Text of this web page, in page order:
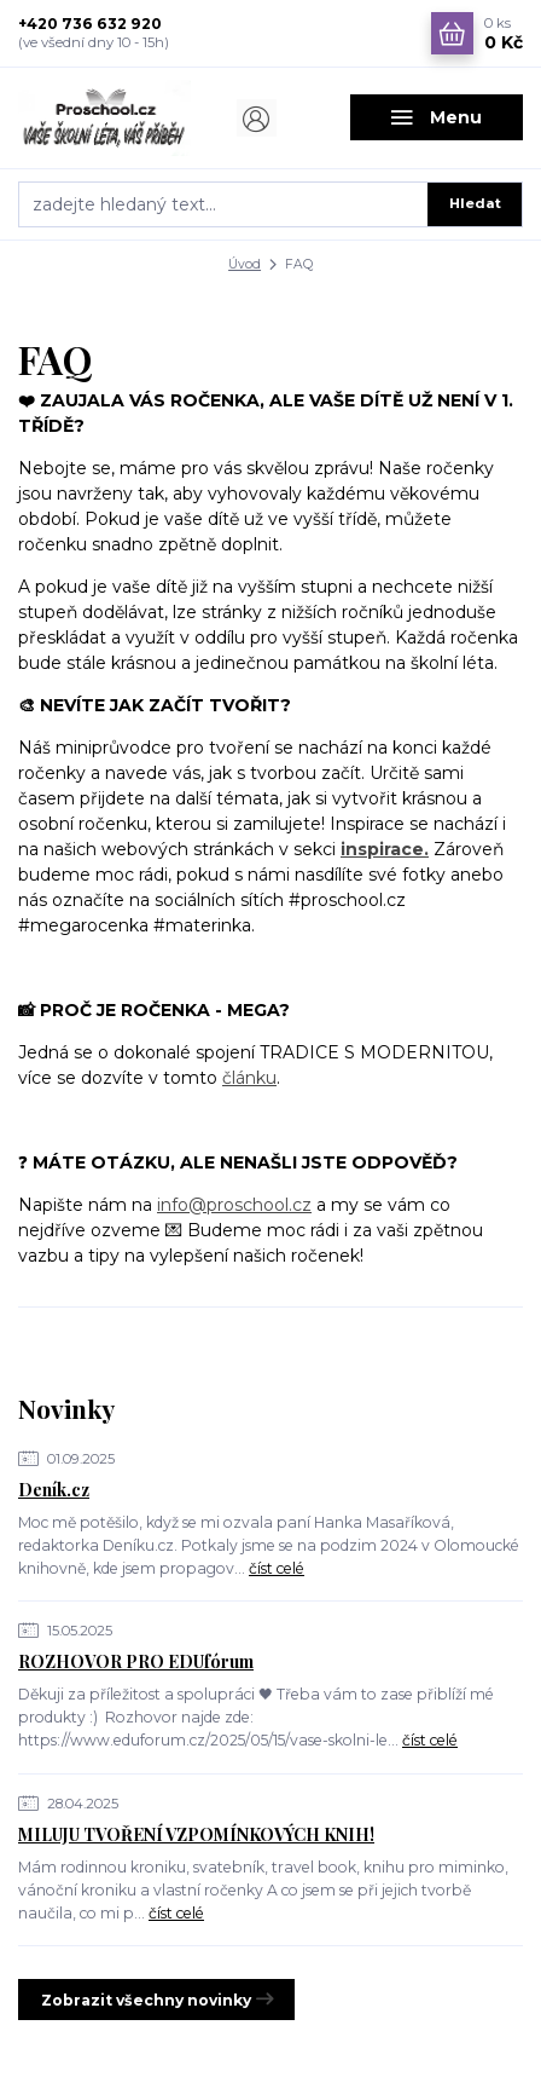
Menu
Hledat
+420 736 632 920
(ve všední dny 10 - 15h)
0 ks
0 Kč
Úvod FAQ
Novinky
01.09.2025
Deník.cz
Moc mě potěšilo, když se mi ozvala paní Hanka Masaříková,
redaktorka Deníku.cz. Potkaly jsme se na podzim 2024 v Olomoucké
knihovně, kde jsem propagov... číst celé
15.05.2025
ROZHOVOR PRO EDUfórum
Děkuji za příležitost a spolupráci 🖤 Třeba vám to zase přiblíží mé
produkty :) Rozhovor najde zde:
https://www.eduforum.cz/2025/05/15/vase-skolni-le... číst celé
28.04.2025
MILUJU TVOŘENÍ VZPOMÍNKOVÝCH KNIH!
Mám rodinnou kroniku, svatebník, travel book, knihu pro miminko,
vánoční kroniku a vlastní ročenky A co jsem se při jejich tvorbě
naučila, co mi p... číst celé
Zobrazit všechny novinky
FAQ
❤️ ZAUJALA VÁS ROČENKA, ALE VAŠE DÍTĚ UŽ NENÍ V 1.
TŘÍDĚ?
Nebojte se, máme pro vás skvělou zprávu! Naše ročenky
jsou navrženy tak, aby vyhovovaly každému věkovému
období. Pokud je vaše dítě už ve vyšší třídě, můžete
ročenku snadno zpětně doplnit.
A pokud je vaše dítě již na vyšším stupni a nechcete nižší
stupeň dodělávat, lze stránky z nižších ročníků jednoduše
přeskládat a využít v oddílu pro vyšší stupeň. Každá ročenka
bude stále krásnou a jedinečnou památkou na školní léta.
🎨 NEVÍTE JAK ZAČÍT TVOŘIT?
Náš miniprůvodce pro tvoření se nachází na konci každé
ročenky a navede vás, jak s tvorbou začít. Určitě sami
časem přijdete na další témata, jak si vytvořit krásnou a
osobní ročenku, kterou si zamilujete! Inspirace se nachází i
na našich webových stránkách v sekci inspirace. Zároveň
budeme moc rádi, pokud s námi nasdílíte své fotky anebo
nás označíte na sociálních sítích #proschool.cz
#megarocenka #materinka.
📸 PROČ JE ROČENKA - MEGA?
Jedná se o dokonalé spojení TRADICE S MODERNITOU,
více se dozvíte v tomto článku.
❓ MÁTE OTÁZKU, ALE NENAŠLI JSTE ODPOVĚĎ?
Napište nám na info@proschool.cz a my se vám co
nejdříve ozveme 💌 Budeme moc rádi i za vaši zpětnou
vazbu a tipy na vylepšení našich ročenek!